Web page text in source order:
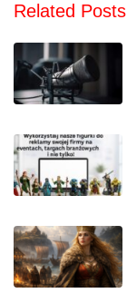
Related Posts